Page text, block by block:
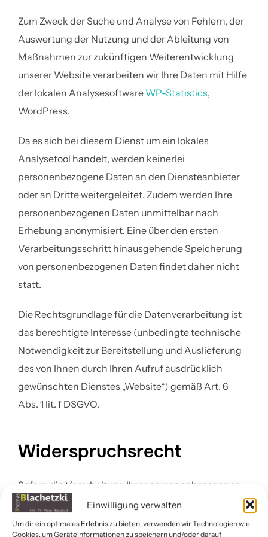
Einwilligung verwalten
Um dir ein optimales Erlebnis zu bieten, verwenden wir Technologien wie
Cookies, um Geräteinformationen zu speichern und/oder darauf
Zum Zweck der Suche und Analyse von Fehlern, der
Auswertung der Nutzung und der Ableitung von
Maßnahmen zur zukünftigen Weiterentwicklung
unserer Website verarbeiten wir Ihre Daten mit Hilfe
der lokalen Analysesoftware WP-Statistics,
WordPress.
Da es sich bei diesem Dienst um ein lokales
Analysetool handelt, werden keinerlei
personenbezogene Daten an den Diensteanbieter
oder an Dritte weitergeleitet. Zudem werden Ihre
personenbezogenen Daten unmittelbar nach
Erhebung anonymisiert. Eine über den ersten
Verarbeitungsschritt hinausgehende Speicherung
von personenbezogenen Daten findet daher nicht
statt.
Die Rechtsgrundlage für die Datenverarbeitung ist
das berechtigte Interesse (unbedingte technische
Notwendigkeit zur Bereitstellung und Auslieferung
des von Ihnen durch Ihren Aufruf ausdrücklich
gewünschten Dienstes „Website“) gemäß Art. 6
Abs. 1 lit. f DSGVO.
Widerspruchsrecht
Sofern die Verarbeitung Ihrer personenbezogenen
Daten auf Grundlage des berechtigten Interesses
erfolgt, haben Sie das Recht gegen diese